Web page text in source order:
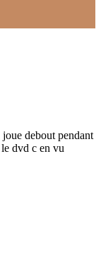
debout pendant
dvd c en vu